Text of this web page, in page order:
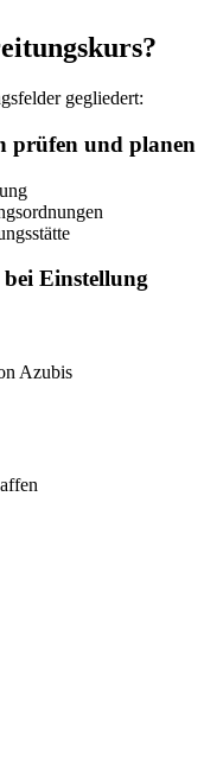
gegliedert:
prüfen und planen
Einstellung
Azubis